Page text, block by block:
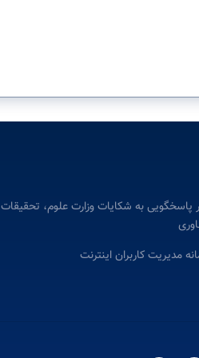
پاسخگویی به شکایات وزارت علوم، تحقیقات
مدیریت کاربران اینترنت